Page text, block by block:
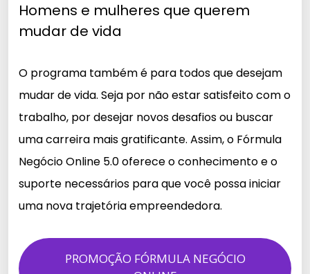
Homens e mulheres que querem
mudar de vida
O programa também é para todos que desejam
mudar de vida. Seja por não estar satisfeito com o
trabalho, por desejar novos desafios ou buscar
uma carreira mais gratificante. Assim, o Fórmula
Negócio Online 5.0 oferece o conhecimento e o
suporte necessários para que você possa iniciar
uma nova trajetória empreendedora.
PROMOÇÃO FÓRMULA NEGÓCIO